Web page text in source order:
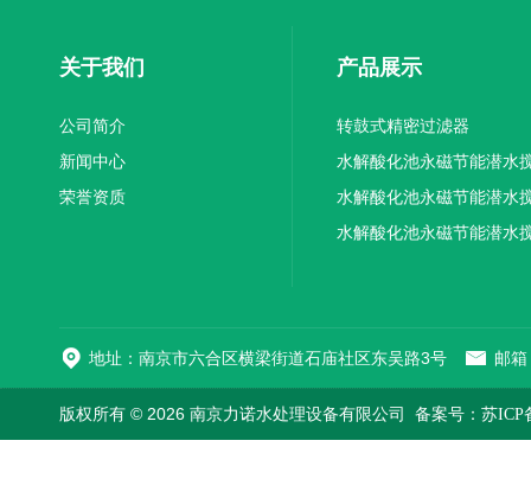
关于我们
公司简介
新闻中心
荣誉资质
产品展示
转鼓式精密过滤器
水解酸化池永磁节能潜水
机厂家供应
水解酸化池永磁节能潜水
机厂家直销
水解酸化池永磁节能潜水
地址：南京市六合区横梁街道石庙社区东吴路3号 邮
版权所有 © 2026 南京力诺水处理设备有限公司 备案号：苏ICP